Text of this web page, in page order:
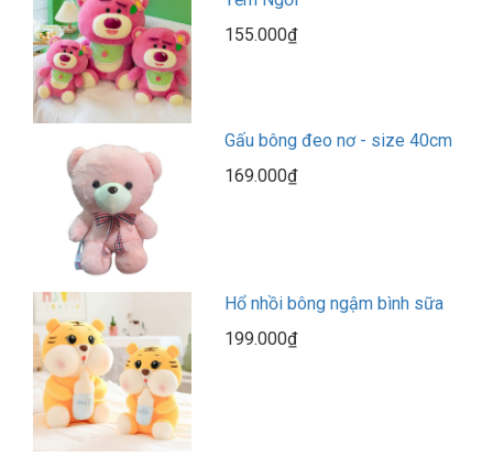
155.000₫
Gấu bông đeo nơ - size 40cm
169.000₫
Hổ nhồi bông ngậm bình sữa
199.000₫